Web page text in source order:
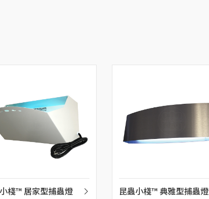
棧™ 居家型捕蟲燈 昆蟲小棧™ 典雅型捕蟲燈